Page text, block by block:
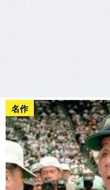
名作